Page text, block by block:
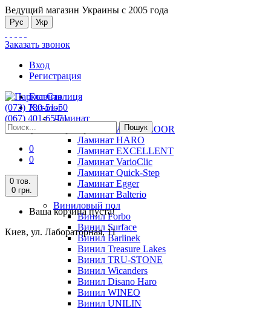
Ведущий магазин Украины с 2005 года
Рус Укр
Заказать звонок
Вход
Регистрация
(073) 780-51-50
(067) 401-65-71
Киев, ул. Лабораторная, 11
Пошук
0
0
0 тов.
0 грн.
Ваша корзина пуста!
Киев, ул. Лабораторная, 11
Главная
Каталог
Ламинат
Ламинат ALSAFLOOR
Ламинат HARO
Ламинат EXCELLENT
Ламинат VarioClic
Ламинат Quick-Step
Ламинат Egger
Ламинат Balterio
Виниловый пол
Винил Forbo
Винил Surface
Винил Barlinek
Винил Treasure Lakes
Винил TRU-STONE
Винил Wicanders
Винил Disano Haro
Винил WINEO
Винил UNILIN